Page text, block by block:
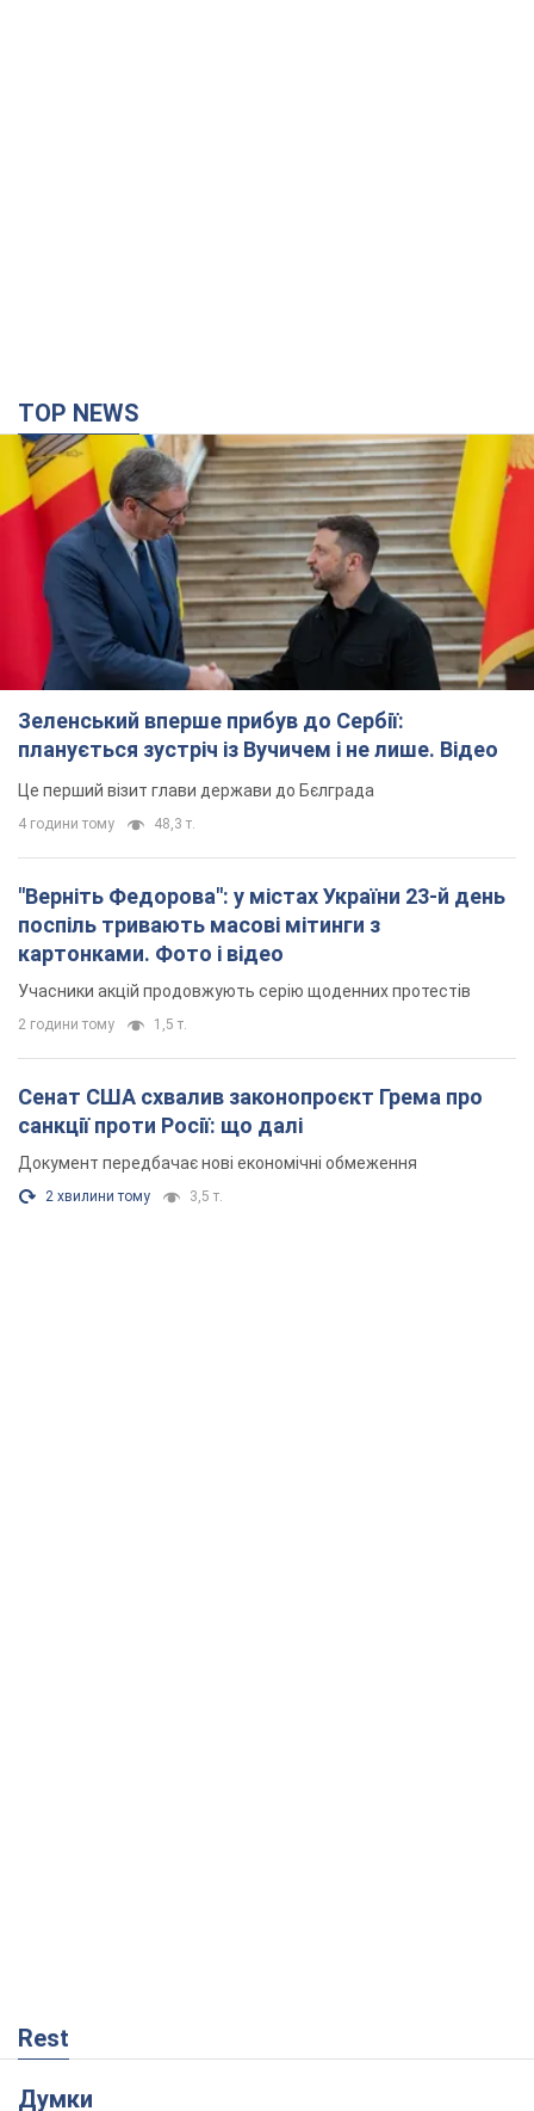
TOP NEWS
Зеленський вперше прибув до Сербії:
планується зустріч із Вучичем і не лише. Відео
Це перший візит глави держави до Бєлграда
4 години тому 48,3 т.
"Верніть Федорова": у містах України 23-й день
поспіль тривають масові мітинги з
картонками. Фото і відео
Учасники акцій продовжують серію щоденних протестів
2 години тому 1,5 т.
Сенат США схвалив законопроєкт Грема про
санкції проти Росії: що далі
Документ передбачає нові економічні обмеження
2 хвилини тому 3,5 т.
Rest
Думки